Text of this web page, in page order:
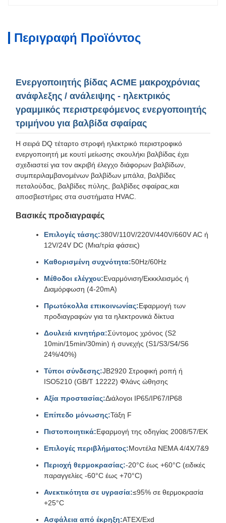
Περιγραφή Προϊόντος
Ενεργοποιητής βίδας ACME μακροχρόνιας
ανάφλεξης / ανάλειψης - ηλεκτρικός
γραμμικός περιστρεφόμενος ενεργοποιητής
τριμήνου για βαλβίδα σφαίρας
Η σειρά DQ τέταρτο στροφή ηλεκτρικό περιστροφικό
ενεργοποιητή με κουτί μείωσης σκουλήκι βαλβίδας έχει
σχεδιαστεί για τον ακριβή έλεγχο διάφορων βαλβίδων,
συμπεριλαμβανομένων βαλβίδων μπάλα, βαλβίδες
πεταλούδας, βαλβίδες πύλης, βαλβίδες σφαίρας,και
αποσβεστήρες στα συστήματα HVAC.
Βασικές προδιαγραφές
Επιλογές τάσης:380V/110V/220V/440V/660V AC ή
12V/24V DC (Μια/τρία φάσεις)
Καθορισμένη συχνότητα:50Hz/60Hz
Μέθοδοι ελέγχου:Εναρμόνιση/Εκκκλεισμός ή
Διαμόρφωση (4-20mA)
Πρωτόκολλα επικοινωνίας:Εφαρμογή των
προδιαγραφών για τα ηλεκτρονικά δίκτυα
Δουλειά κινητήρα:Σύντομος χρόνος (S2
10min/15min/30min) ή συνεχής (S1/S3/S4/S6
24%/40%)
Τύποι σύνδεσης:JB2920 Στροφική ροπή ή
ISO5210 (GB/T 12222) Φλάνς ώθησης
Αξία προστασίας:Διάλογοι IP65/IP67/IP68
Επίπεδο μόνωσης:Τάξη F
Πιστοποιητικά:Εφαρμογή της οδηγίας 2008/57/ΕΚ
Επιλογές περιβλήματος:Μοντέλα NEMA 4/4X/7&9
Περιοχή θερμοκρασίας:-20°C έως +60°C (ειδικές
παραγγελίες -60°C έως +70°C)
Ανεκτικότητα σε υγρασία:≤95% σε θερμοκρασία
+25°C
Ασφάλεια από έκρηξη:ΑΤΕΧ/Exd